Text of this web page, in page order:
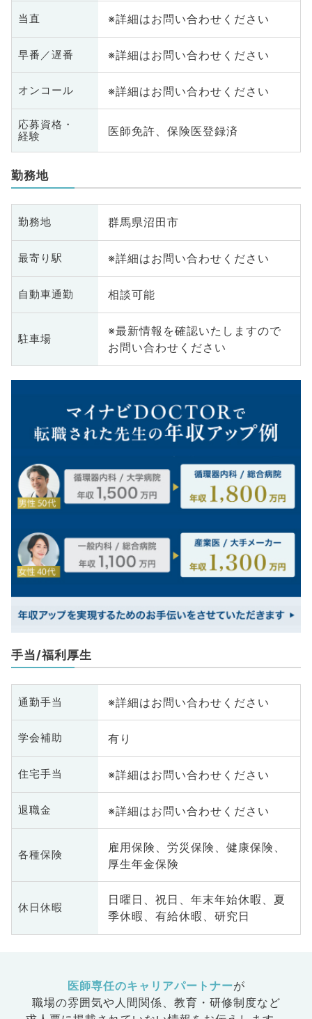
当直 ※詳細はお問い合わせください
早番／遅番 ※詳細はお問い合わせください
オンコール ※詳細はお問い合わせください
応募資格・
経験
医師免許、保険医登録済
勤務地
勤務地 群馬県沼田市
最寄り駅 ※詳細はお問い合わせください
自動車通勤 相談可能
駐車場
※最新情報を確認いたしますので
お問い合わせください
手当/福利厚生
通勤手当 ※詳細はお問い合わせください
学会補助 有り
住宅手当 ※詳細はお問い合わせください
退職金 ※詳細はお問い合わせください
各種保険
雇用保険、労災保険、健康保険、
厚生年金保険
休日休暇
日曜日、祝日、年末年始休暇、夏
季休暇、有給休暇、研究日
医師専任のキャリアパートナーが
職場の雰囲気や人間関係、 教育・研修制度など